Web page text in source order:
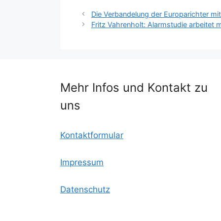
c
e
o
k
itt
er
ai
l
lo
o
m
at
s
p
le
n
Die Verbandelung der Europarichter
Fritz Vahrenholt: Alarmstudie arbeitet
Mehr Infos und Kontakt zu
uns
Kontaktformular
Impressum
Datenschutz